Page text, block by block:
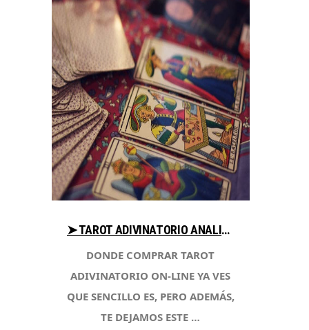
➤ TAROT ADIVINATORIO ANALIZA PRECIOS AL COMPRAR EN LIBRERIAESOTERICA.NET
DONDE COMPRAR TAROT
ADIVINATORIO ON-LINE YA VES
QUE SENCILLO ES, PERO ADEMÁS,
TE DEJAMOS ESTE …